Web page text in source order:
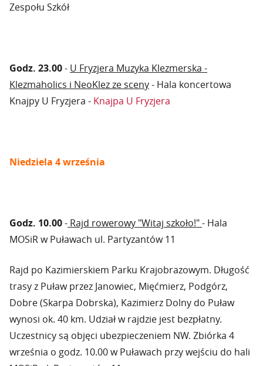
Zespołu Szkół
Godz. 23.00- U Fryzjera Muzyka Klezmerska -
Klezmaholics i NeoKlez ze sceny- Hala koncertowa
Knajpy U Fryzjera - Knajpa U Fryzjera
Niedziela 4 września
Godz. 10.00- Rajd rowerowy "Witaj szkoło!"- Hala
MOSiR w Puławach ul. Partyzantów 11
Rajd po Kazimierskiem Parku Krajobrazowym. Długość
trasy z Puław przez Janowiec, Mięćmierz, Podgórz,
Dobre (Skarpa Dobrska), Kazimierz Dolny do Puław
wynosi ok. 40 km. Udział w rajdzie jest bezpłatny.
Uczestnicy są objęci ubezpieczeniem NW. Zbiórka 4
września o godz. 10.00 w Puławach przy wejściu do hali